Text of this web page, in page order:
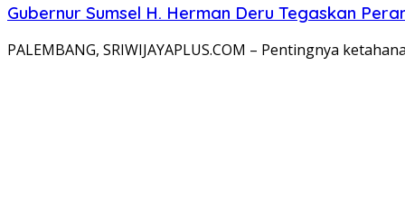
Gubernur Sumsel H. Herman Deru Tegaskan
PALEMBANG, SRIWIJAYAPLUS.COM – Pentingnya